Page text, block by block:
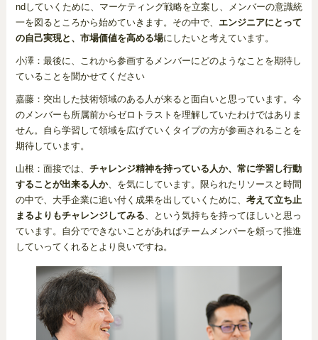
ndしていくために、マーケティング戦略を立案し、メンバーの意識統
一を図るところから始めていきます。その中で、 エンジニアにとって
の自己実現と、市場価値を高める場にしたいと考えています。
小澤：最後に、これから参画するメンバーにどのようなことを期待し
ていることを聞かせてください
嘉藤：突出した技術領域のある人が来ると面白いと思っています。今
のメンバーも所属前からゼロトラストを理解していたわけではありま
せん。自ら学習して領域を広げていくタイプの方が参画されることを
期待しています。
山根：面接では、 チャレンジ精神を持っている人か、常に学習し行動
することが出来る人か、を気にしています。限られたリソースと時間
の中で、大手企業に追い付く成果を出していくために、 考えて立ち止
まるよりもチャレンジしてみる 、という気持ちを持ってほしいと思っ
ています。自分でできないことがあればチームメンバーを頼って推進
していってくれるとより良いですね。